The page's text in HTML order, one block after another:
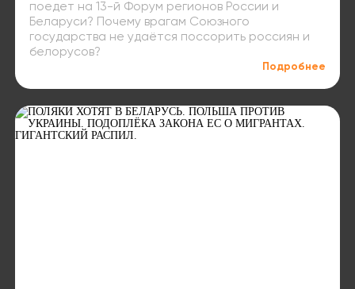
поедет на 13-й Форум регионов России и
Беларуси? Почему врагам Союзного
государства не удаётся поссорить россиян и
белорусов?
Подробнее